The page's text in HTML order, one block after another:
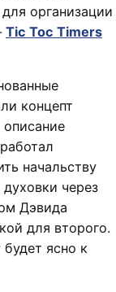
организации
Tic Toc Timers
концепт
описание
начальству
через
Дэвида
для второго.
ясно к